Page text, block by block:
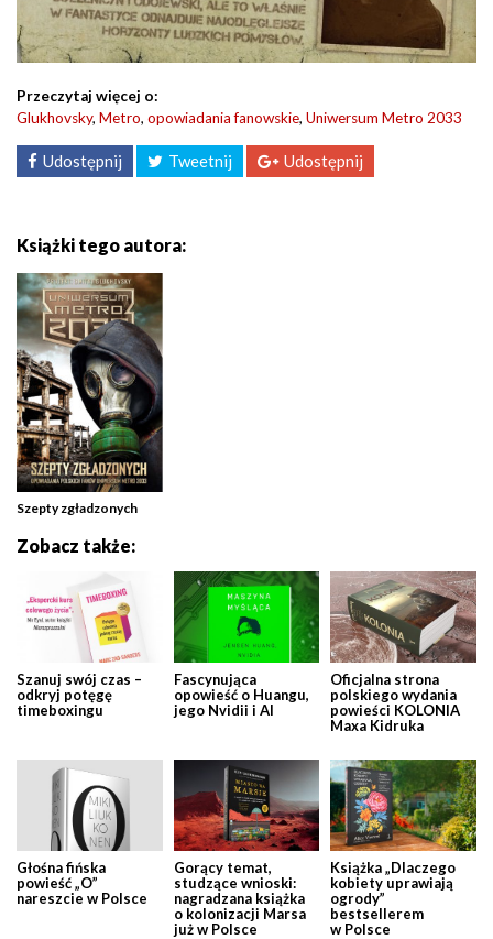
Przeczytaj więcej o:
Glukhovsky, Metro, opowiadania fanowskie, Uniwersum Metro 2033
Udostępnij Tweetnij Udostępnij
Książki tego autora:
Szepty zgładzonych
Zobacz także:
Szanuj swój czas –
odkryj potęgę
timeboxingu
Fascynująca
opowieść o Huangu,
jego Nvidii i AI
Oficjalna strona
polskiego wydania
powieści KOLONIA
Maxa Kidruka
Głośna fińska
powieść „O”
nareszcie w Polsce
Gorący temat,
studzące wnioski:
nagradzana książka
o kolonizacji Marsa
już w Polsce
Książka „Dlaczego
kobiety uprawiają
ogrody”
bestsellerem
w Polsce